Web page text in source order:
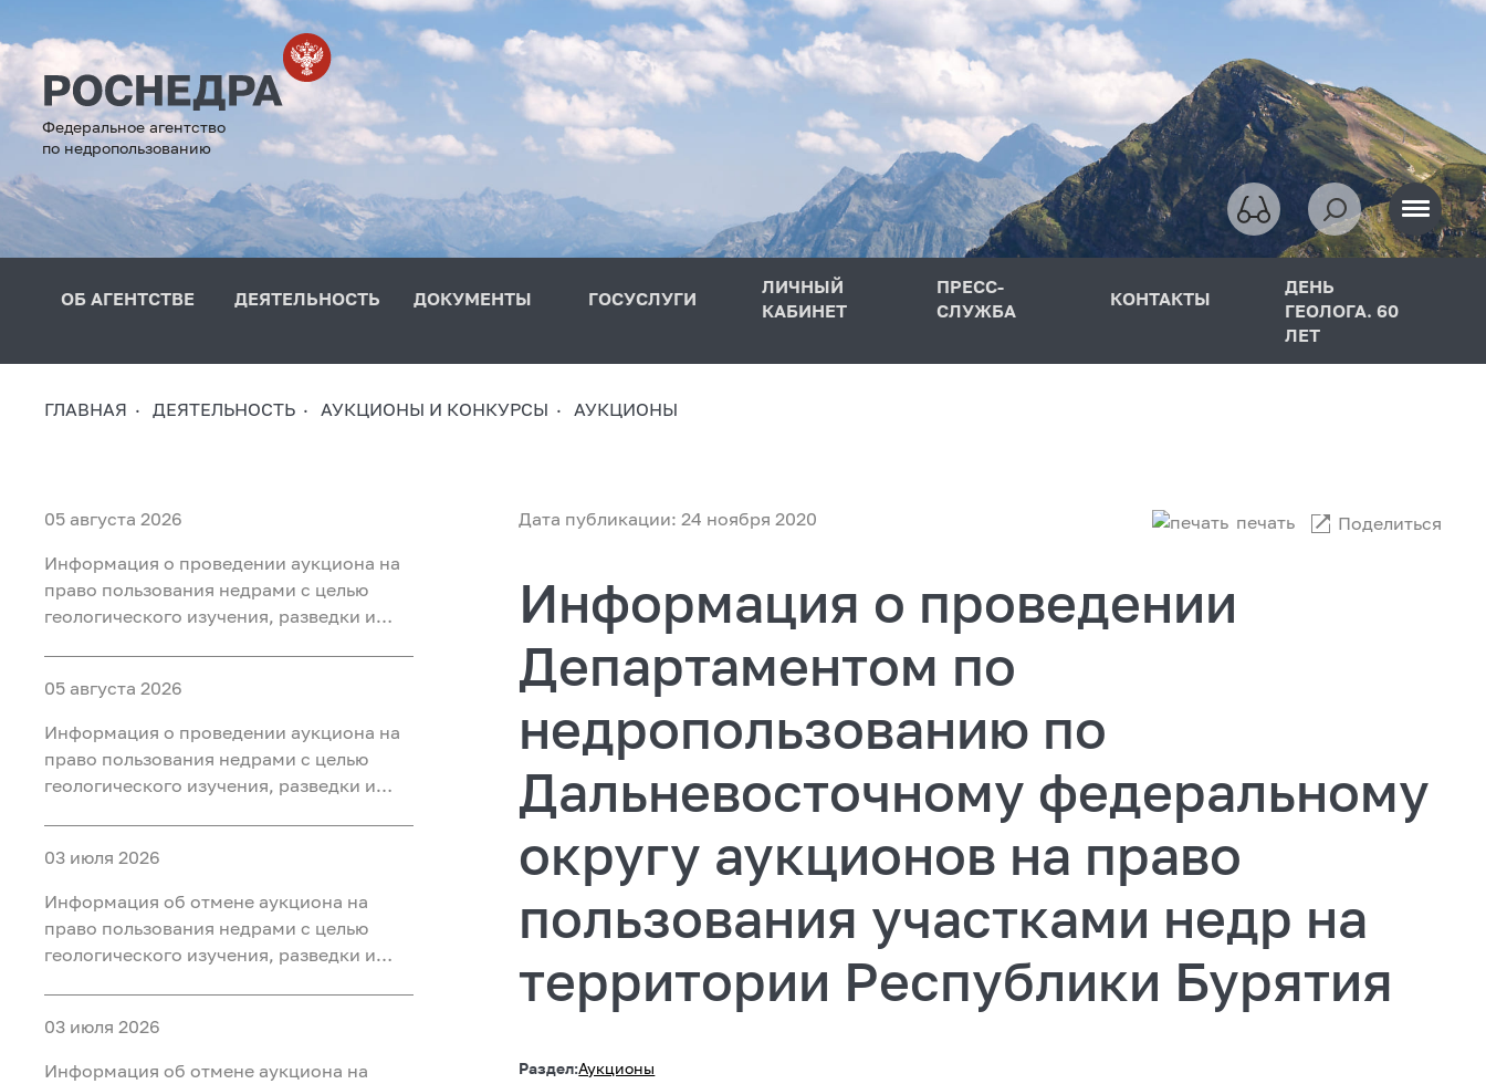
Федеральное агентство
по недропользованию
ОБ АГЕНТСТВЕ ДЕЯТЕЛЬНОСТЬ ДОКУМЕНТЫ ГОСУСЛУГИ
ЛИЧНЫЙ
КАБИНЕТ
ПРЕСС-
СЛУЖБА
КОНТАКТЫ
ДЕНЬ
ГЕОЛОГА. 60
ЛЕТ
ГЛАВНАЯ ДЕЯТЕЛЬНОСТЬ АУКЦИОНЫ И КОНКУРСЫ АУКЦИОНЫ
05 августа 2026
Информация о проведении аукциона на
право пользования недрами с целью
геологического изучения, разведки и
Салымский-3», расположенного на
территории Ханты-Мансийского района
Ханты-Мансийского автономного округа
- Югры
05 августа 2026
Информация о проведении аукциона на
право пользования недрами с целью
геологического изучения, разведки и
«Приразломный-3», расположенного на
территории Ханты-Мансийского района
Ханты-Мансийского автономного округа
- Югры
03 июля 2026
Информация об отмене аукциона на
право пользования недрами с целью
геологического изучения, разведки и
Тобольском, Ярковском районах
Тюменской области
03 июля 2026
Информация об отмене аукциона на
Дата публикации: 24 ноября 2020 печать Поделиться
Информация о проведении
Департаментом по
недропользованию по
Дальневосточному федеральному
округу аукционов на право
пользования участками недр на
территории Республики Бурятия
Раздел:Аукционы